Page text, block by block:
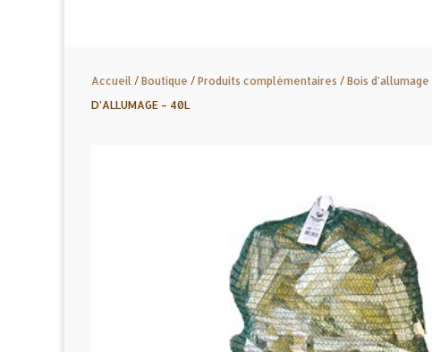
Accueil / Boutique / Produits complémentaires / Bois d'allumage
D’ALLUMAGE – 40L